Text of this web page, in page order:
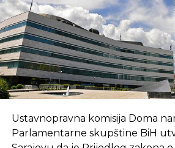
Memorijalnog centra
usvajanja Deklaracije o
Države Hrvatske nad
Romima tokom Drugog
parlamentima drugih
Kluba poslanika SDS – K;
Prijedlog zaključka o
oblasti zdravstva –
Izbor i imenovanja.
Ustavnopravna komisija Doma
Parlamentarne skupštine BiH